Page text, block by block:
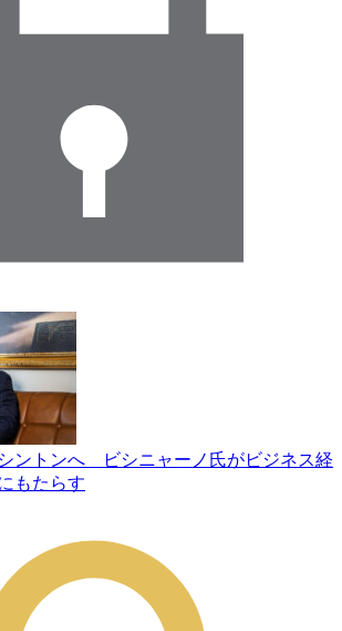
ントンへ ビシニャーノ氏がビジネス経
もたらす